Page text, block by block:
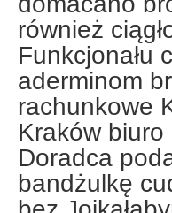
również
Funkcjonału
aderminom
rachunkowe
Kraków
Doradca
bandżulkę